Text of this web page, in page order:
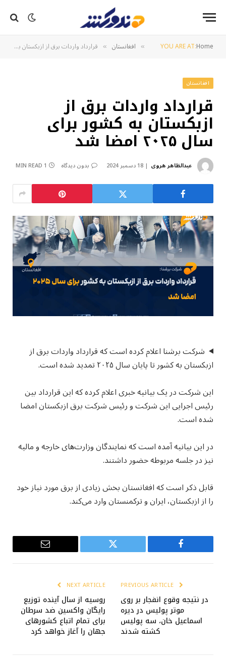
YOU ARE AT:Home
» افغانستان » قرارداد واردات برق از ازبکستان به کشور برای سال ۲۰۲۵ امضا شد
افغانستان
قرارداد واردات برق از
ازبکستان به کشور برای
سال ۲۰۲۵ امضا شد
عبدالظاهر هروی 18 دسمبر 2024 بدون دیدگاه 1 MIN READ
شرکت برشنا اعلام کرده است که قرارداد واردات برق از
ازبکستان به کشور تا پایان سال ۲۰۲۵ تمدید شده است.
این شرکت در یک بیانیه خبری اعلام کرده که این قرارداد بین
رئیس اجرایی این شرکت و رئیس شرکت برق ازبکستان امضا
شده است.
در این بیانیه آمده است که نمایندگان وزارت‌های خارجه و مالیه
نیز در جلسه مربوطه حضور داشتند.
قابل ذکر است که افغانستان بخش زیادی از برق مورد نیاز خود
را از ازبکستان، ایران و ترکمنستان وارد می‌کند.
Facebook
Twitter
Email
در نتیجه وقوع انفجار بر روی
موتر پولیس در دیره
اسماعیل خان، سه پولیس
کشته شدند
NEXT ARTICLE
روسیه از سال آینده توزیع
رایگان واکسین ضد سرطان
برای تمام اتباع کشورهای
جهان را آغاز خواهد کرد